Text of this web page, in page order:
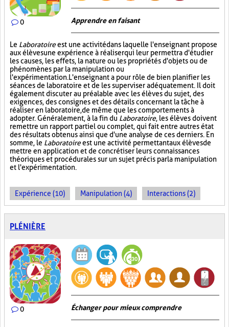
0 Apprendre en faisant
Le Laboratoireest une activité dans laquelle l'enseignant propose
aux élèves une expérience à réaliser qui leur permettra d'étudier
les causes, les effets, la nature ou les propriétés d'objets ou de
phénomènes par la manipulation ou
l'expérimentation. L'enseignant a pour rôle de bien planifier les
séances de laboratoire et de les superviser adéquatement. Il doit
également discuter au préalable avec les élèves du sujet, des
exigences, des consignes et des détails concernant la tâche à
réaliser en laboratoire, de même que les comportements à
adopter. Généralement, à la fin du Laboratoire, les élèves doivent
remettre un rapport partiel ou complet, qui fait entre autres état
des résultats obtenus ainsi que d'une analyse de ces derniers. En
somme, le Laboratoireest une activité permettant aux élèves de
mettre en application et de concrétiser leurs connaissances
théoriques et procédurales sur un sujet précis par la manipulation
et l'expérimentation.
Expérience (10) Manipulation (4) Interactions (2)
PLÉNIÈRE
0 Échanger pour mieux comprendre